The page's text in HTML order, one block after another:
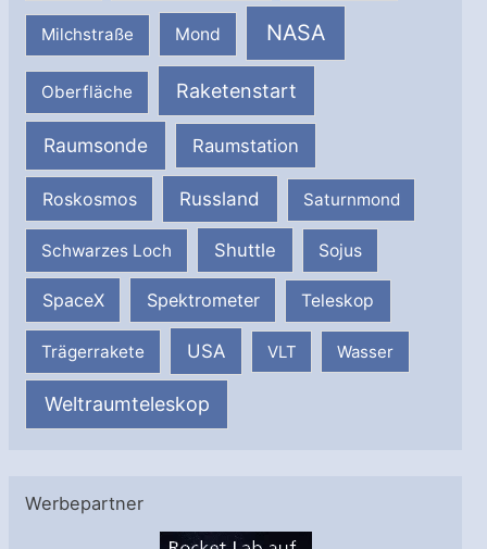
Milchstraße Mond NASA
Oberfläche Raketenstart
Raumsonde Raumstation
Roskosmos Russland Saturnmond
Schwarzes Loch Shuttle Sojus
SpaceX Spektrometer Teleskop
Trägerrakete USA VLT Wasser
Weltraumteleskop
Werbepartner